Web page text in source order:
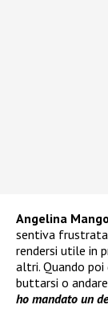
Angelina Mango
sentiva
rendersi utile in
altri. Quando
buttarsi o
ho mandato un